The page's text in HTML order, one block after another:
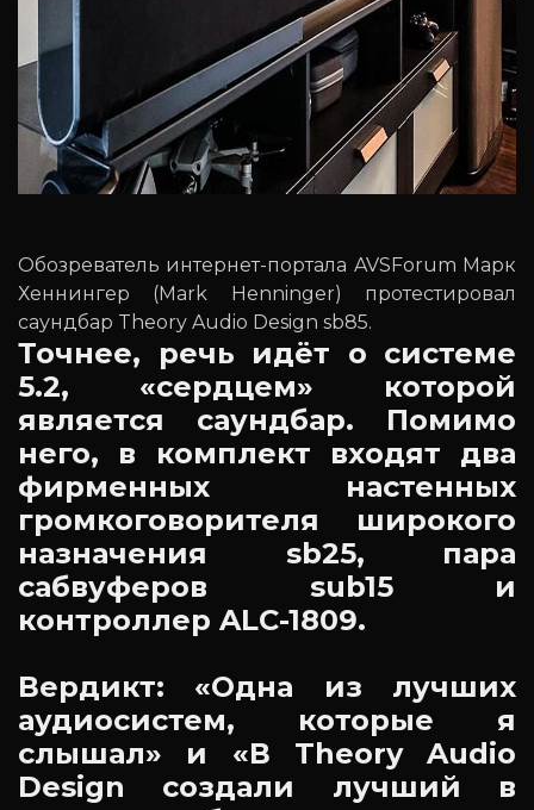
Обозреватель интернет-портала AVSForum Марк
Хеннингер (Mark Henninger) протестировал
саундбар Theory Audio Design sb85.
Точнее, речь идёт о системе
5.2, «сердцем» которой
является саундбар. Помимо
него, в комплект входят два
фирменных настенных
громкоговорителя широкого
назначения sb25, пара
сабвуферов sub15 и
контроллер ALC-1809.
Вердикт: «Одна из лучших
аудиосистем, которые я
слышал» и «В Theory Audio
Design создали лучший в